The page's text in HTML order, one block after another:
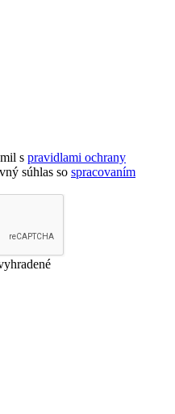
s pravidlami ochrany
súhlas so spracovaním